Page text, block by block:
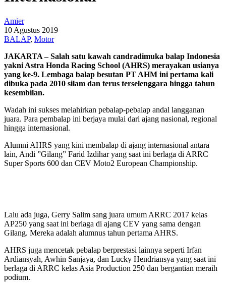
Amier
10 Agustus 2019
BALAP, Motor
JAKARTA – Salah satu kawah candradimuka balap Indonesia
yakni Astra Honda Racing School (AHRS) merayakan usianya
yang ke-9. Lembaga balap besutan PT AHM ini pertama kali
dibuka pada 2010 silam dan terus terselenggara hingga tahun
kesembilan.
Wadah ini sukses melahirkan pebalap-pebalap andal langganan
juara. Para pembalap ini berjaya mulai dari ajang nasional, regional
hingga internasional.
Alumni AHRS yang kini membalap di ajang internasional antara
lain, Andi ”Gilang” Farid Izdihar yang saat ini berlaga di ARRC
Super Sports 600 dan CEV Moto2 European Championship.
Lalu ada juga, Gerry Salim sang juara umum ARRC 2017 kelas
AP250 yang saat ini berlaga di ajang CEV yang sama dengan
Gilang. Mereka adalah alumnus tahun pertama AHRS.
AHRS juga mencetak pebalap berprestasi lainnya seperti Irfan
Ardiansyah, Awhin Sanjaya, dan Lucky Hendriansya yang saat ini
berlaga di ARRC kelas Asia Production 250 dan bergantian meraih
podium.